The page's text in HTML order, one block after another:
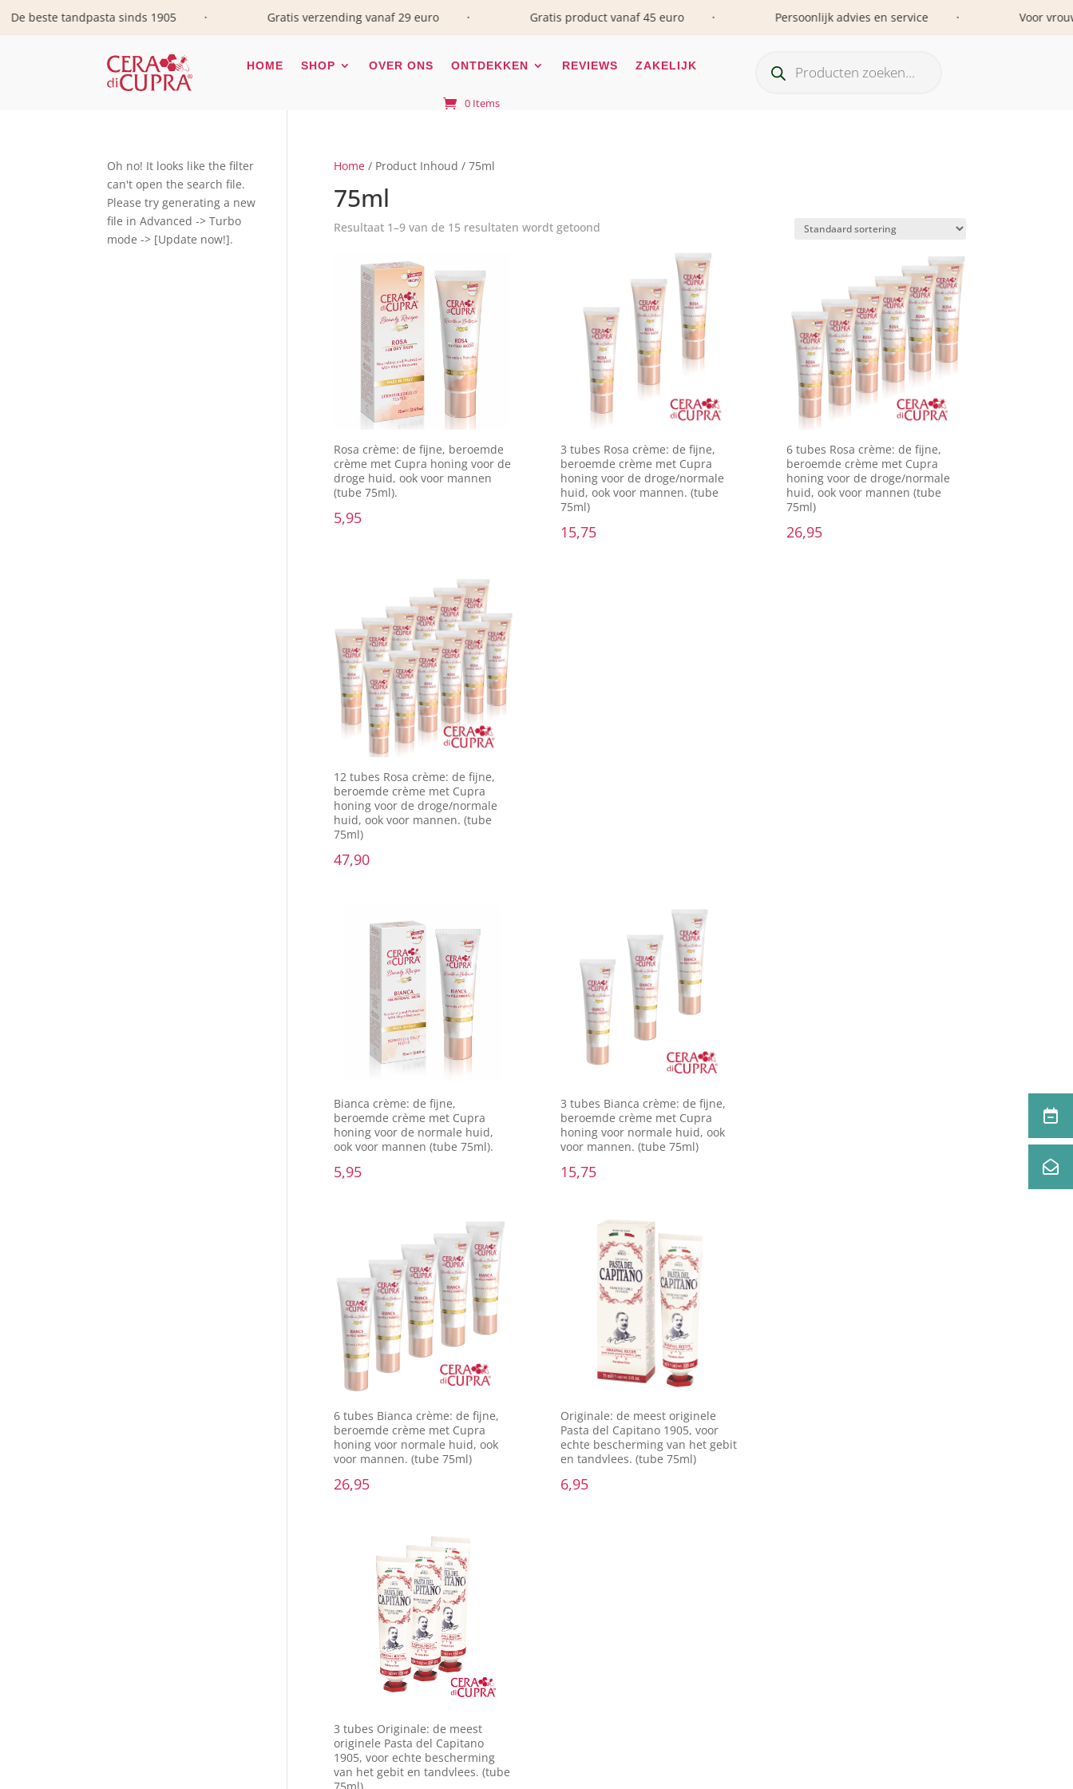
tandpasta sinds 1905 • Gratis verzending vanaf 29 euro • Gratis product vanaf 45 euro • Persoonlijk advies en service • Voor vrouwen
HOME SHOP OVER ONS ONTDEKKEN REVIEWS ZAKELIJK
0 Items
zoeken
Home/ Product Inhoud / 75ml
75ml
Geen producten gevonden die aan je zoekcriteria voldoen.
Oh no! It looks like the filter
can't open the search file.
Please try generating a new
file in Advanced -> Turbo
mode -> [Update now!].
Belviso Cosmetics is de
exclusieve
distributeur voor Cera di Cupra
Info@belviso.nl
Tel: +31 23 8200 973
Login op jouw account
Belviso Cosmetics|Crommelinbaan 3 | 2142 EX Cruquius | Tel:
KVK: 80788645|Bank: NL17 INGB 0005 4291 92 |OB/ID: NL003490541B12
Algemene voorwaarden|Privacy verklaring